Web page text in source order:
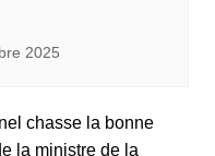
2025